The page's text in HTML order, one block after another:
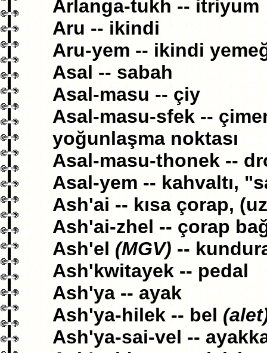
Arlanga-tukh -- itriyum
Aru -- ikindi
Aru-yem -- ikindi
Asal -- sabah
Asal-masu -- çiy
Asal-masu-sfek --
yoğunlaşma noktası
Asal-masu-thonek --
Asal-yem -- kahvaltı,
Ash'ai -- kısa çorap,
Ash'ai-zhel -- çorap
Ash'el(MGV) --
Ash'kwitayek -- pedal
Ash'ya -- ayak
Ash'ya-hilek -- bel
Ash'ya-sai-vel --